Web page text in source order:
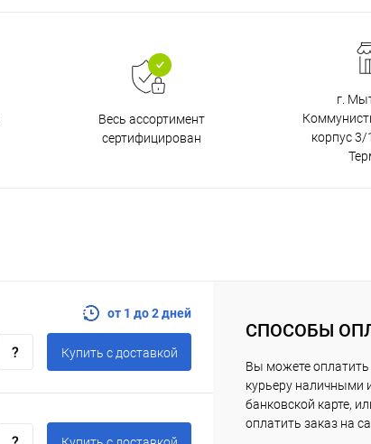
Весь ассортимент
сертифицирован
г.
корпус 3/
от 1 до 2 дней
Купить c доставкой
СПОСОБЫ
Вы можете оплатить
курьеру наличными
банковской карте,
оплатить заказ на